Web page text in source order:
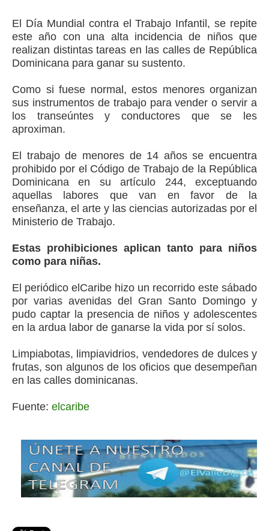
El Día Mundial contra el Trabajo Infantil, se repite
este año con una alta incidencia de niños que
realizan distintas tareas en las calles de República
Dominicana para ganar su sustento.
Como si fuese normal, estos menores organizan
sus instrumentos de trabajo para vender o servir a
los transeúntes y conductores que se les
aproximan.
El trabajo de menores de 14 años se encuentra
prohibido por el Código de Trabajo de la República
Dominicana en su artículo 244, exceptuando
aquellas labores que van en favor de la
enseñanza, el arte y las ciencias autorizadas por el
Ministerio de Trabajo.
Estas prohibiciones aplican tanto para niños
como para niñas.
El periódico elCaribe hizo un recorrido este sábado
por varias avenidas del Gran Santo Domingo y
pudo captar la presencia de niños y adolescentes
en la ardua labor de ganarse la vida por sí solos.
Limpiabotas, limpiavidrios, vendedores de dulces y
frutas, son algunos de los oficios que desempeñan
en las calles dominicanas.
Fuente: elcaribe